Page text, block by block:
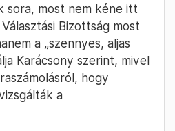
sora, most nem kéne itt
Bizottság most
a „szennyes, aljas
Karácsony szerint, mivel
hogy
a